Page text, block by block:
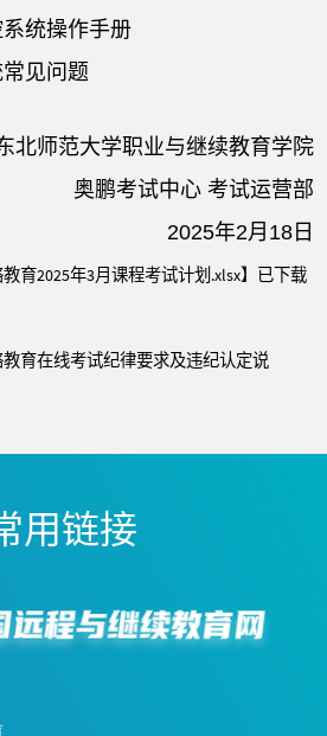
统操作手册
见问题
北师范大学职业与继续教育学院
奥鹏考试中心 考试运营部
2025年2月18日
育2025年3月课程考试计划.xlsx】已下载
育在线考试纪律要求及违纪认定说
用链接